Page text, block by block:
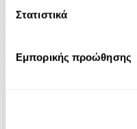
Στατιστικά
Εμπορικής προώθησης
Τα μυστικά του
Robin Sharma